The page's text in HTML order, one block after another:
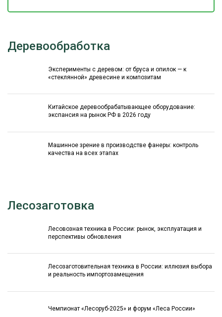
Деревообработка
Эксперименты с деревом: от бруса и опилок — к
«стеклянной» древесине и композитам
Китайское деревообрабатывающее оборудование:
экспансия на рынок РФ в 2026 году
Машинное зрение в производстве фанеры: контроль
качества на всех этапах
Лесозаготовка
Лесовозная техника в России: рынок, эксплуатация и
перспективы обновления
Лесозаготовительная техника в России: иллюзия выбора
и реальность импортозамещения
Чемпионат «Лесоруб-2025» и форум «Леса России»